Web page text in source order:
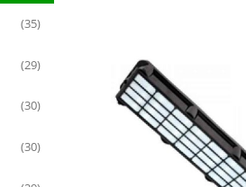
(35)
(29)
(30)
(30)